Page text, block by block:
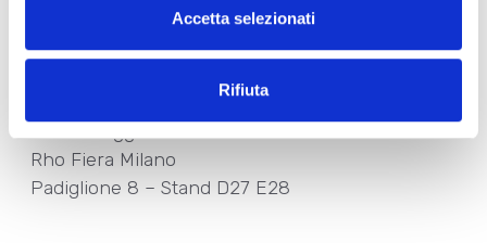
Accetta selezionati
Rifiuta
all’efficienza, alla responsabilità e alla
sostenibilità.
Rho Fiera Milano
Padiglione 8 – Stand D27 E28